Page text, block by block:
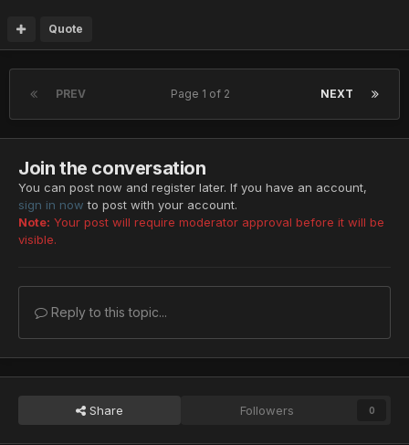
Quote
PREV NEXT
Page 1 of 2
Join the conversation
You can post now and register later. If you have an account,
sign in now to post with your account.
Note: Your post will require moderator approval before it will be
visible.
Reply to this topic...
Share Followers 0